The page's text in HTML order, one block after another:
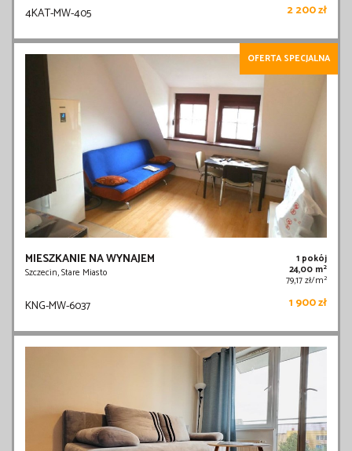
4KAT-MW-405 2 200 zł
OFERTA SPECJALNA
MIESZKANIE NA WYNAJEM
Szczecin, Stare Miasto
1 pokój
24,00 m2
79,17 zł/m2
KNG-MW-6037 1 900 zł